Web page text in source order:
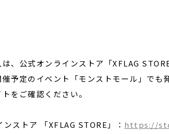
、公式オンラインストア「XFLAG
予定のイベント「モンストモール」でも
をご確認ください。
ストア 「XFLAG STORE」： https://